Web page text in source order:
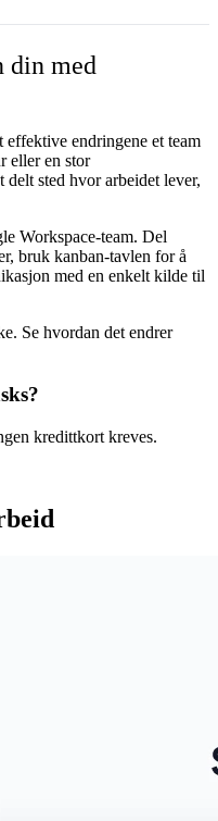
din med
effektive endringene et team
eller en stor
delt sted hvor arbeidet lever,
Workspace-team. Del
bruk kanban-tavlen for å
med en enkelt kilde til
Se hvordan det endrer
kredittkort kreves.